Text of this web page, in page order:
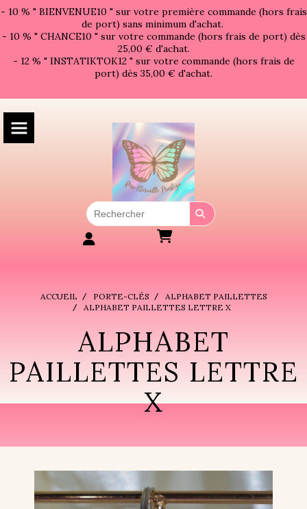
- 10 % " BIENVENUE10 " sur votre première commande (hors frais
de port) sans minimum d'achat.
- 10 % " CHANCE10 " sur votre commande (hors frais de port) dès
25,00 € d'achat.
- 12 % " INSTATIKTOK12 " sur votre commande (hors frais de
port) dès 35,00 € d'achat.
ACCUEIL PORTE-CLÉS
ALPHABET PAILLETTES
ALPHABET PAILLETTES LETTRE X
ALPHABET
PAILLETTES LETTRE
X